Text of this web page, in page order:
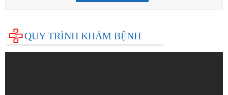
QUY TRÌNH KHÁM BỆNH